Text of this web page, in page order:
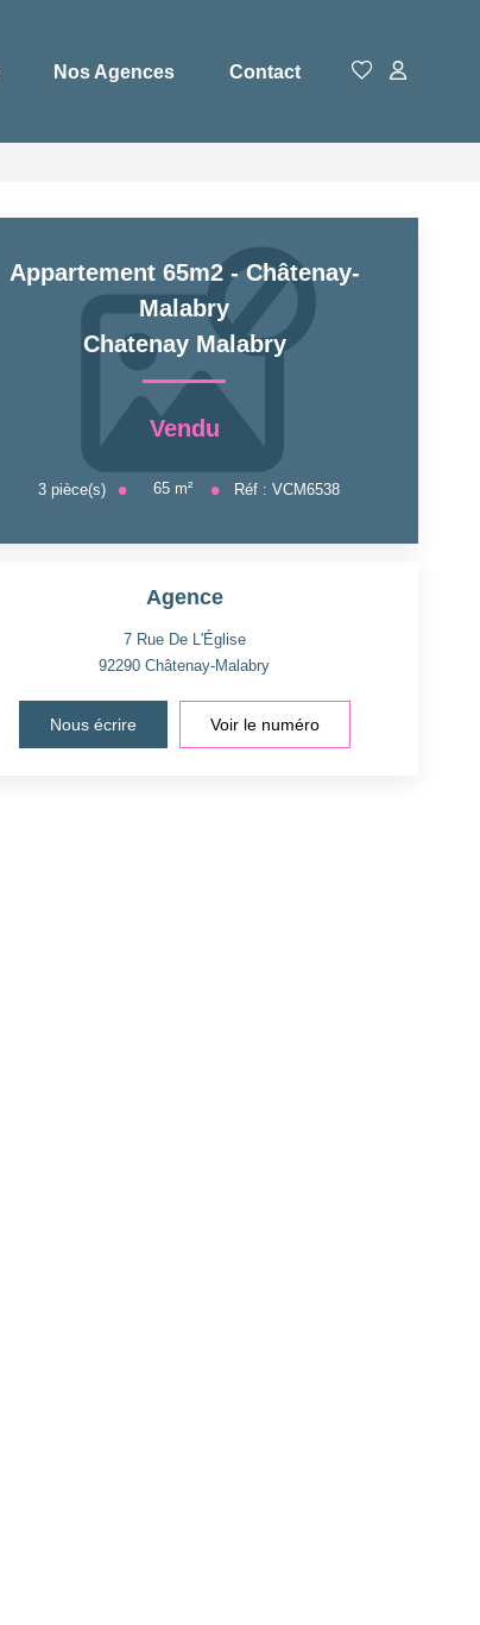
Nos Agences Contact
Appartement 65m2 - Châtenay-
Malabry
Chatenay Malabry
Vendu
3pièce(s) 65 m² Réf :VCM6538
Agence
7 Rue De L'Église
92290Châtenay-Malabry
Nous écrire Voir le numéro